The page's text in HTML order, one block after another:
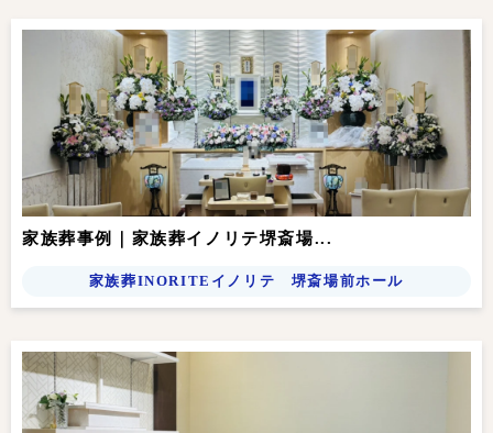
家族葬事例｜家族葬イノリテ堺斎場...
家族葬INORITEイノリテ 堺斎場前ホール